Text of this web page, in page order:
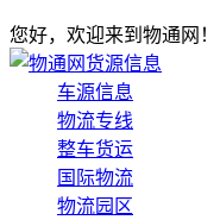
您好，欢迎来到物通网！
货源信息
车源信息
物流专线
整车货运
国际物流
物流园区